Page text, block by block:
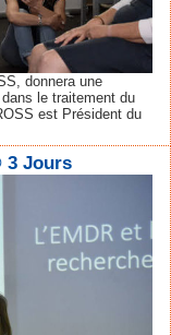
donnera une
le traitement du
est Président du
3 Jours